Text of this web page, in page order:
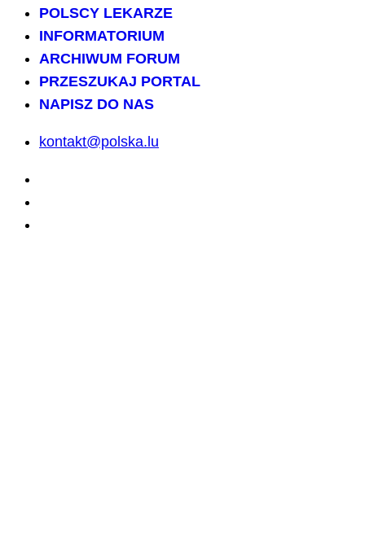
POLSCY LEKARZE
INFORMATORIUM
ARCHIWUM FORUM
PRZESZUKAJ PORTAL
NAPISZ DO NAS
kontakt@polska.lu